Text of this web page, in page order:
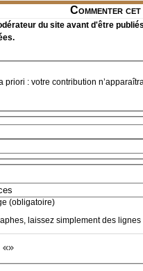
Commenter
du site avant d'être
priori : votre contribution
(obligatoire)
laissez simplement des lignes